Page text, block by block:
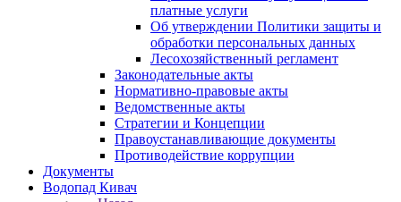
платные услуги
Об утверждении Политики защиты и
обработки персональных данных
Лесохозяйственный регламент
Законодательные акты
Нормативно-правовые акты
Ведомственные акты
Стратегии и Концепции
Правоустанавливающие документы
Противодействие коррупции
Документы
Водопад Кивач